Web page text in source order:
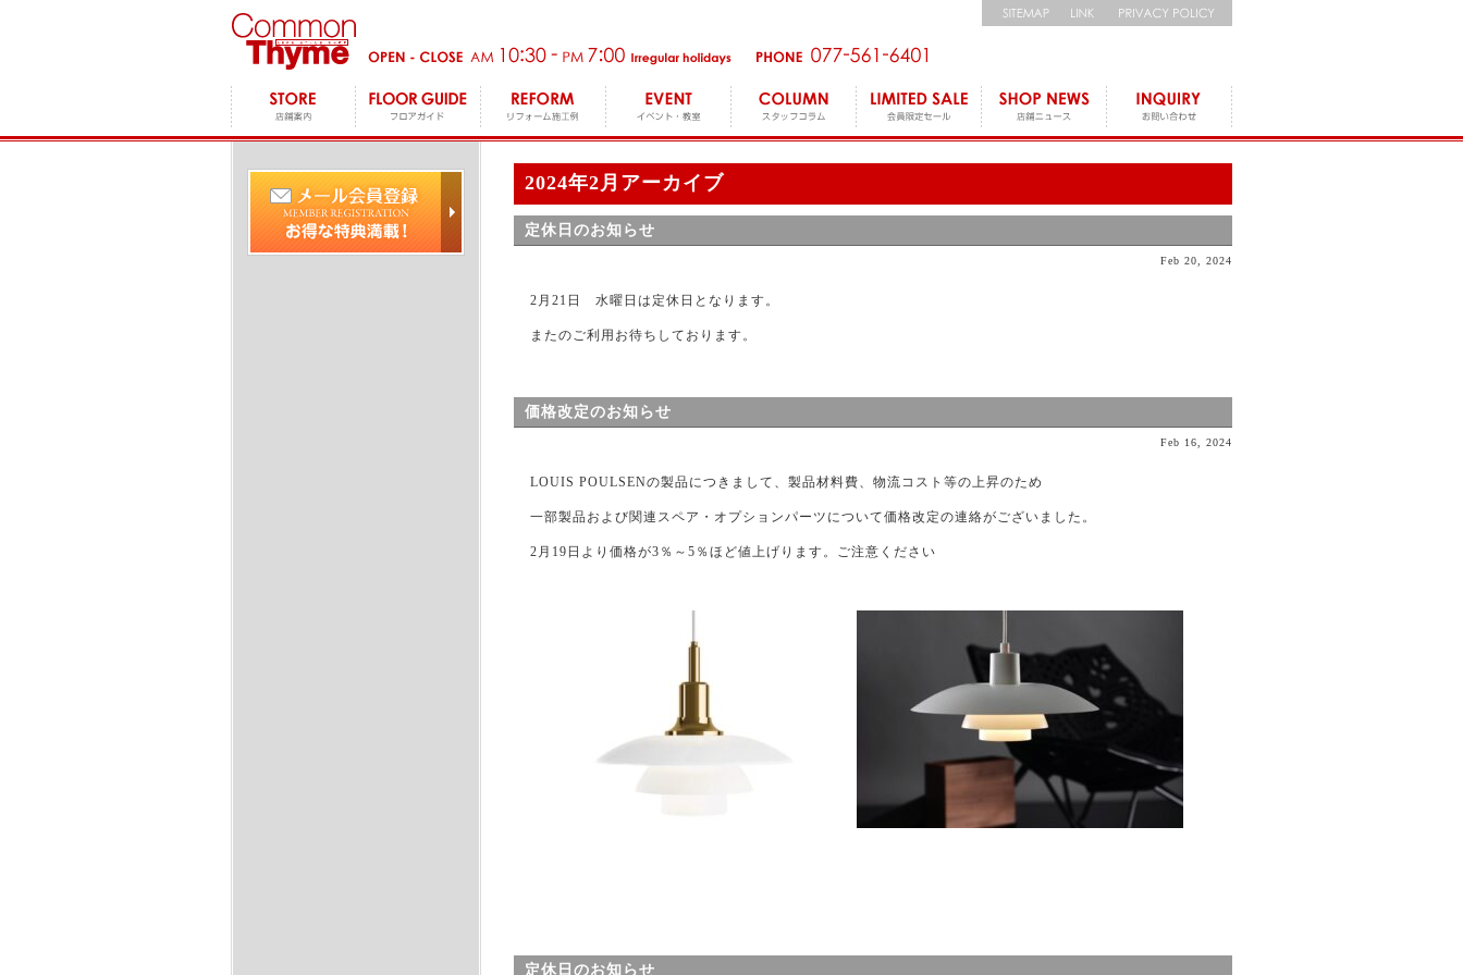
2024年2月アーカイブ
定休日のお知らせ
Feb 20, 2024
2月21日 水曜日は定休日となります。
またのご利用お待ちしております。
価格改定のお知らせ
Feb 16, 2024
LOUIS POULSENの製品につきまして、製品材料費、物流コスト等の上昇のため
一部製品および関連スペア・オプションパーツについて価格改定の連絡がございました。
2月19日より価格が3％～5％ほど値上げります。ご注意ください
定休日のお知らせ